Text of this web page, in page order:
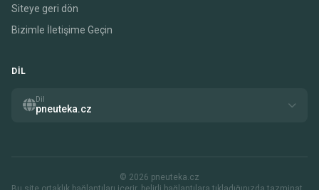
Siteye geri dön
Bizimle İletişime Geçin
DIL
Dil
pneuteka.cz
© 2026 pneuteka.cz